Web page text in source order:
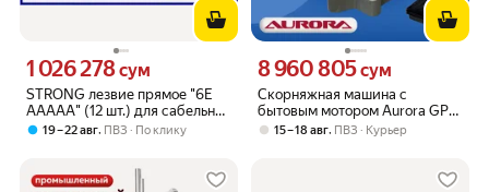
STRONG лезвие прямое "6E
AAAAA" (12 шт.) для сабельной
раскройной машины
Цена 1026278 сум вместо
1 026 278сум
19 – 22 авг, ПВЗ По клику
Скорняжная машина с
бытовым мотором Aurora GP-
302 HM new type (Руно)
Цена 8960805 сум вместо
8 960 805сум
15 – 18 авг, ПВЗ Курьер